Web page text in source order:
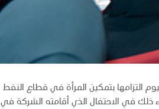
التزامها بتمكين المرأة في قطاع النفط
ذلك في الاحتفال الذي أقامته الشركة في